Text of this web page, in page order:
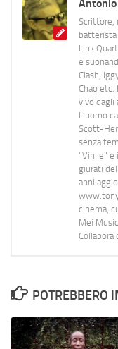
Antonio
Scrittore,
batterista
Link
e
Clash,
Chao
vivo dagli
L’uomo
Scott-
senza
"Vinile" e
giurati
anni
cinema,
Mei
Collabora
POTREBBERO